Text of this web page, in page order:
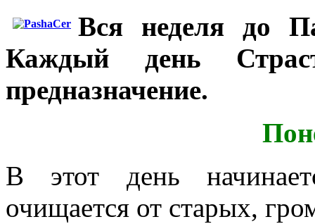
Вся неделя до
Каждый день
предназначение.
В этот день
очищается от старых,